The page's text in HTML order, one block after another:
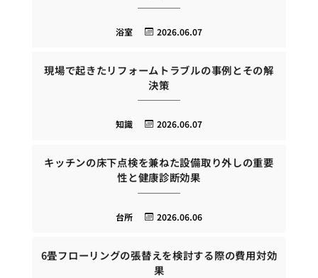
2026.06.07
浴室
現場で起きたリフォームトラブルの事例とその解
決策
2026.06.07
知識
キッチンの床下点検を兼ねた設備取り外しの重要
性と健康診断効果
2026.06.06
台所
6畳フローリングの張替えを検討する際の費用対効
果